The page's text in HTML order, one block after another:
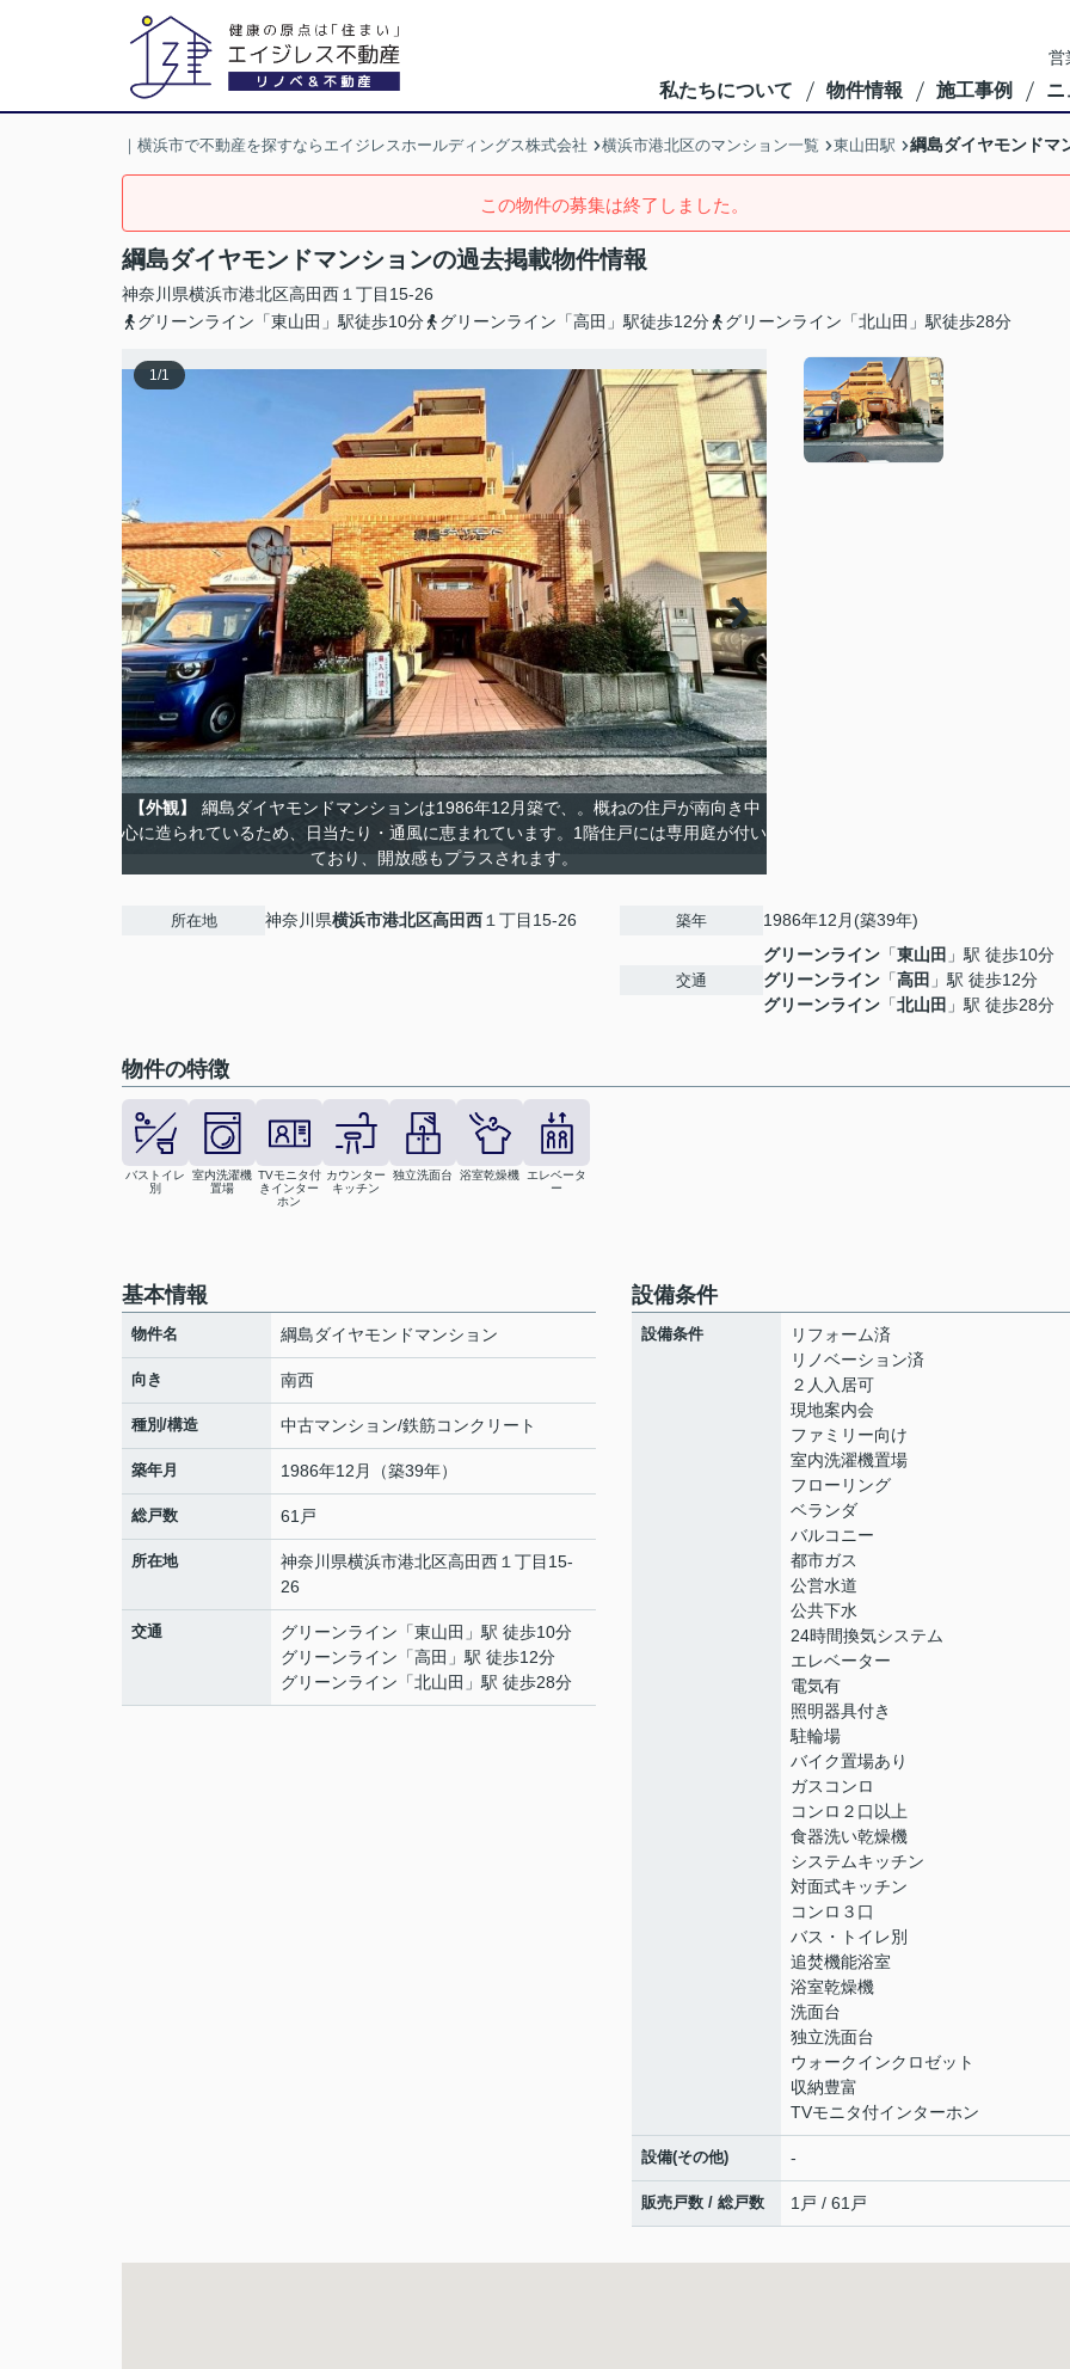
営
私たちについて 物件情報 施工事例 ニ
｜横浜市で不動産を探すならエイジレスホールディングス株式会社 横浜市港北区のマンション一覧 東山田駅 綱島ダイヤモンドマ
この物件の募集は終了しました。
綱島ダイヤモンドマンションの過去掲載物件情報
神奈川県横浜市港北区高田西 １丁目15-26
グリーンライン「東山田」駅徒歩10分
グリーンライン「高田」駅徒歩12分 グリーンライン「北山田」駅徒歩28分
1/1
【外観】
綱島ダイヤモンドマンションは1986年12月築で、。概ねの住戸が南向き中
心に造られているため、日当たり・通風に恵まれています。1階住戸には専用庭が付い
ており、開放感もプラスされます。
所在地 神奈川県横浜市港北区高田西 １丁目15-26 築年 1986年12月(築39年)
交通
グリーンライン 「東山田 」駅 徒歩10分
グリーンライン 「高田 」駅 徒歩12分
グリーンライン 「北山田 」駅 徒歩28分
物件の特徴
バストイレ
別
室内洗濯機
置場
TVモニタ付
きインター
ホン
カウンター
キッチン
独立洗面台 浴室乾燥機
エレベータ
ー
基本情報
物件名 綱島ダイヤモンドマンション
向き 南西
種別/構造 中古マンション/鉄筋コンクリート
築年月 1986年12月（築39年）
総戸数 61戸
所在地 神奈川県横浜市港北区高田西 １丁目15-
26
交通 グリーンライン 「東山田 」駅 徒歩10分
グリーンライン 「高田 」駅 徒歩12分
グリーンライン 「北山田 」駅 徒歩28分
設備条件
設備条件
リフォーム済
リノベーション済
２人入居可
現地案内会
ファミリー向け
室内洗濯機置場
フローリング
ベランダ
バルコニー
都市ガス
公営水道
公共下水
24時間換気システム
エレベーター
電気有
照明器具付き
駐輪場
バイク置場あり
ガスコンロ
コンロ２口以上
食器洗い乾燥機
システムキッチン
対面式キッチン
コンロ３口
バス・トイレ別
追焚機能浴室
浴室乾燥機
洗面台
独立洗面台
ウォークインクロゼット
収納豊富
TVモニタ付インターホン
設備(その他) -
販売戸数 / 総戸数 1戸 / 61戸